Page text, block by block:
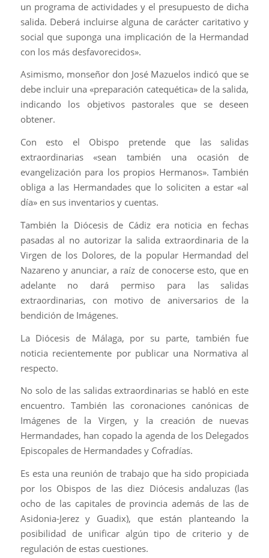
un programa de actividades y el presupuesto de dicha
salida. Deberá incluirse alguna de carácter caritativo y
social que suponga una implicación de la Hermandad
con los más desfavorecidos».
Asimismo, monseñor don José Mazuelos indicó que se
debe incluir una «preparación catequética» de la salida,
indicando los objetivos pastorales que se deseen
obtener.
Con esto el Obispo pretende que las salidas
extraordinarias «sean también una ocasión de
evangelización para los propios Hermanos». También
obliga a las Hermandades que lo soliciten a estar «al
día» en sus inventarios y cuentas.
También la Diócesis de Cádiz era noticia en fechas
pasadas al no autorizar la salida extraordinaria de la
Virgen de los Dolores, de la popular Hermandad del
Nazareno y anunciar, a raíz de conocerse esto, que en
adelante no dará permiso para las salidas
extraordinarias, con motivo de aniversarios de la
bendición de Imágenes.
La Diócesis de Málaga, por su parte, también fue
noticia recientemente por publicar una Normativa al
respecto.
No solo de las salidas extraordinarias se habló en este
encuentro. También las coronaciones canónicas de
Imágenes de la Virgen, y la creación de nuevas
Hermandades, han copado la agenda de los Delegados
Episcopales de Hermandades y Cofradías.
Es esta una reunión de trabajo que ha sido propiciada
por los Obispos de las diez Diócesis andaluzas (las
ocho de las capitales de provincia además de las de
Asidonia-Jerez y Guadix), que están planteando la
posibilidad de unificar algún tipo de criterio y de
regulación de estas cuestiones.